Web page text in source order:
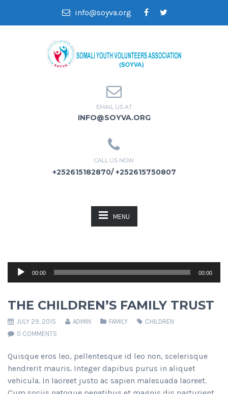
info@soyva.org
EMAIL US AT
INFO@SOYVA.ORG
CALL US NOW
+252615182870/ +252615750807
MENU
Audio
00:00 00:00
THE CHILDREN’S FAMILY TRUST
JULY 29, 2015 ADMIN FAMILY
CHILDREN
0 COMMENTS
Quisque eros leo, pellentesque id leo non, scelerisque
hendrerit mauris. Integer dapibus purus in aliquet
vehicula. In laoreet justo ac sapien malesuada laoreet.